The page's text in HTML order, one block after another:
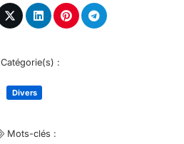
Catégorie(s) :
Divers
Mots-clés :